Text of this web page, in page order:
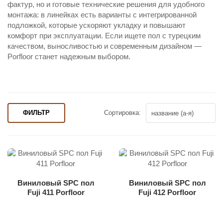
фактур, но и готовые технические решения для удобного
монтажа: в линейках есть варианты с интегрированной
подложкой, которые ускоряют укладку и повышают
комфорт при эксплуатации. Если ищете пол с турецким
качеством, выносливостью и современным дизайном —
Porfloor станет надежным выбором.
ФИЛЬТР Сортировка:
Виниловый SPC пол
Fuji 411 Porfloor
Виниловый SPC пол
Fuji 412 Porfloor